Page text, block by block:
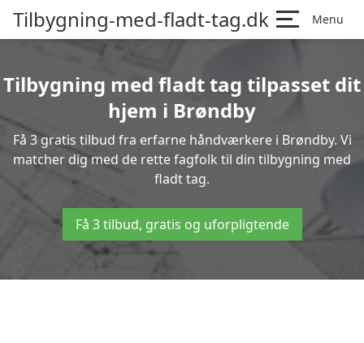
Tilbygning-med-fladt-tag.dk Menu
Tilbygning med fladt tag tilpasset dit
hjem i Brøndby
Få 3 gratis tilbud fra erfarne håndværkere i Brøndby. Vi
matcher dig med de rette fagfolk til din tilbygning med
fladt tag.
Få 3 tilbud, gratis og uforpligtende